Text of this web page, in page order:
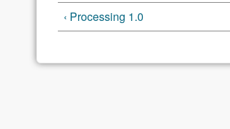
‹ Processing 1.0